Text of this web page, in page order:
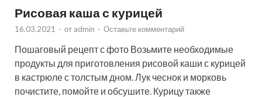
Рисовая каша с курицей
16.03.2021 - от admin - Оставьте комментарий
Пошаговый рецепт с фото Возьмите необходимые
продукты для приготовления рисовой каши с курицей
в кастрюле с толстым дном. Лук чеснок и морковь
почистите, помойте и обсушите. Курицу также